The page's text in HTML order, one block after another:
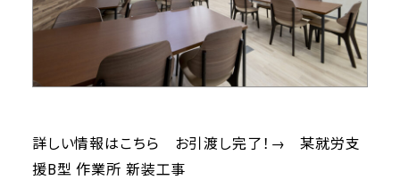
詳しい情報はこちら お引渡し完了！→某就労⽀
援B型 作業所 新装⼯事